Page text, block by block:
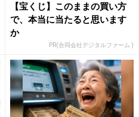
【宝くじ】このままの買い方
で、本当に当たると思います
か
PR(合同会社デジタルファーム )